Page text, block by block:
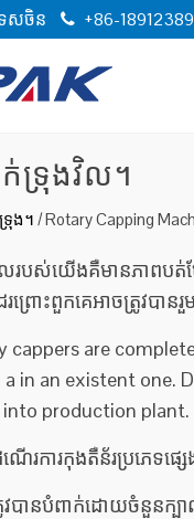
សចិន +86-
ទ្រុងវិល។
រុង។ /Rotary Capping
របស់យើងគឺមានភាពប
ព្រោះពួកគេអាចត្រូវបា
cappers are
in an existent one.
production plant.
ណើរការកុងតឺន័រប្រភេទ
ារីត្រូវបានបំពាក់ដោយចំ